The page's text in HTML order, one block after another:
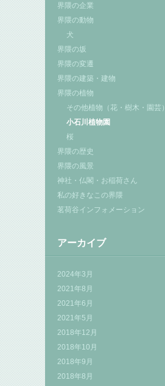
界隈の企業
界隈の動物
犬
界隈の坂
界隈の変遷
界隈の建築・建物
界隈の植物
その他植物（花・樹木・園芸）
小石川植物園
桜
界隈の歴史
界隈の風景
神社・仏閣・お稲荷さん
私の好きなこの界隈
茗荷谷インフォメーション
アーカイブ
2024年3月
2021年8月
2021年6月
2021年5月
2018年12月
2018年10月
2018年9月
2018年8月